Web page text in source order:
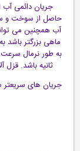
جریان دائمی آب
حاصل از سوخت و ساز
آب همچنین می
ماهی بزرگتر باشد
ثانیه باشد. قزل آلای بزرگ تا 20 سانتیمتر در
جریان های سریعتر